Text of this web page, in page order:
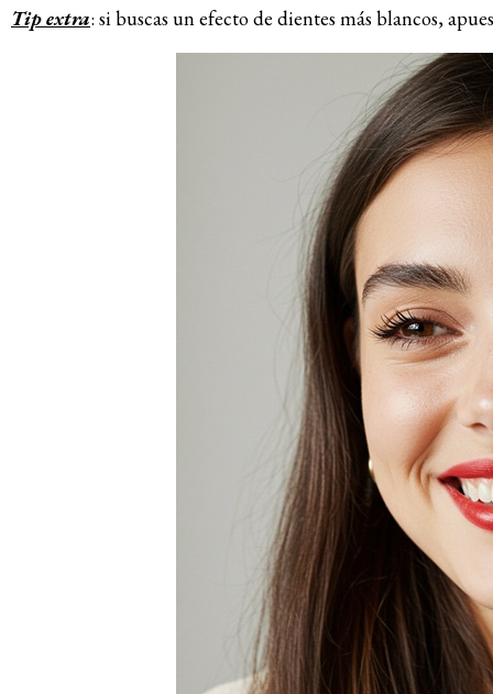
Tip extra: si buscas un efecto de dientes más blancos,